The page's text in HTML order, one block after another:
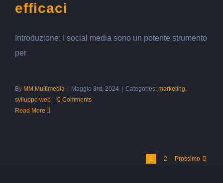
efficaci
Introduzione: I social media sono un potente strumento
per
By MM Multimedia Maggio 3rd, 2024 Categories: marketing,
sviluppo web
0 Comments
Read More
1 2 Prossimo